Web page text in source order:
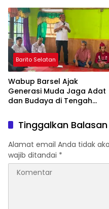
Bebas Kabut Asap
Barito Selatan
Wabup Barsel Ajak
Generasi Muda Jaga Adat
dan Budaya di Tengah
Tinggalkan Balasan
Alamat email Anda tidak
wajib ditandai *